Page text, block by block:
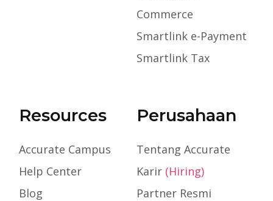
Commerce
Smartlink e-Payment
Smartlink Tax
Resources
Accurate Campus
Help Center
Blog
Perusahaan
Tentang Accurate
Karir (Hiring)
Partner Resmi